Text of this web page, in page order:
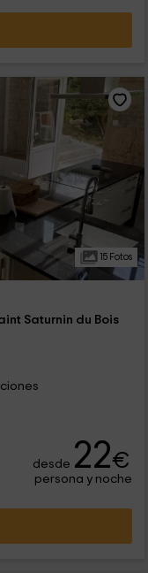
15 Fotos
Saturnin du Bois
desde 22€
persona y noche